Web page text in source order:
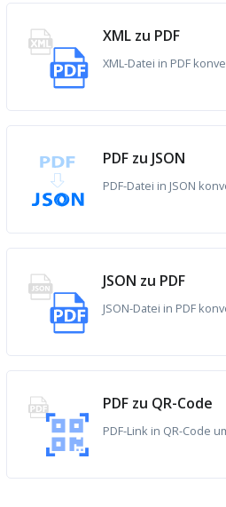
XML zu PDF
XML-Datei in PDF
PDF zu JSON
PDF-Datei in JSON
JSON zu PDF
JSON-Datei in PDF
PDF zu QR-Code
PDF-Link in QR-Code